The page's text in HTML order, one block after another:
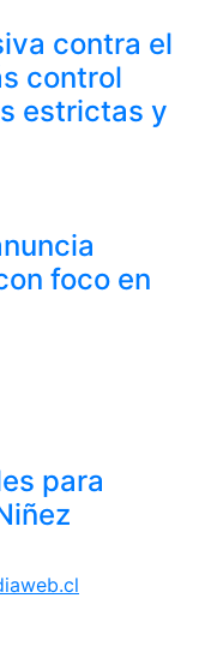
contra el
control
estrictas y
foco en
para